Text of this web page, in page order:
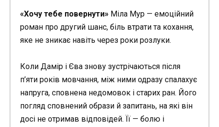
«Хочу тебе повернути» Міла Мур — емоційний
роман про другий шанс, біль втрати та кохання,
яке не зникає навіть через роки розлуки.
Коли Дамір і Єва знову зустрічаються після
п’яти років мовчання, між ними одразу спалахує
напруга, сповнена недомовок і старих ран. Його
погляд сповнений образи й запитань, на які він
досі не отримав відповідей. Її — болю і